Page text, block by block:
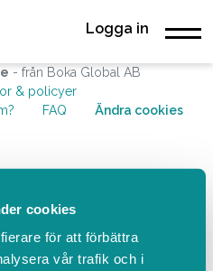
cookies
för att förbättra
vår trafik och i
Logga in
- från Boka Global AB
& policyer
FAQ Ändra cookies